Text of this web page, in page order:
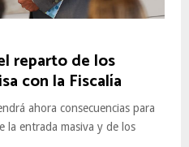
reparto de los
con la Fiscalía
ahora consecuencias para
la entrada masiva y de los